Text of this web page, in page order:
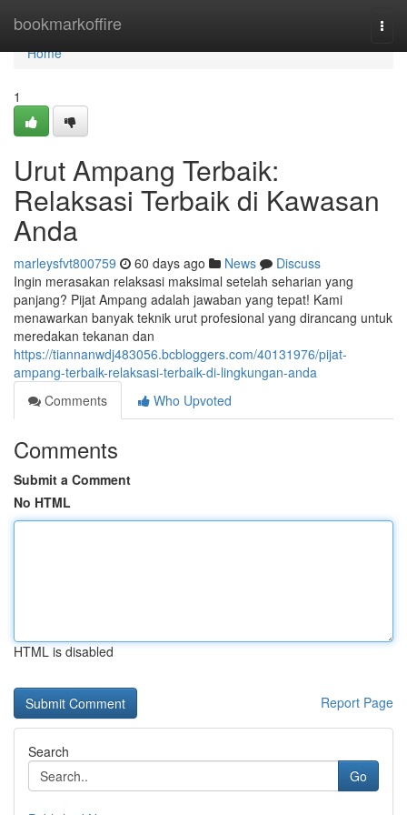
bookmarkoffire
Home
Home
1
Urut Ampang Terbaik:
Relaksasi Terbaik di Kawasan
Anda
marleysfvt800759 60 days ago News
Discuss
Ingin merasakan relaksasi maksimal setelah seharian yang
panjang? Pijat Ampang adalah jawaban yang tepat! Kami
menawarkan banyak teknik urut profesional yang dirancang untuk
meredakan tekanan dan
https://tiannanwdj483056.bcbloggers.com/40131976/pijat-
ampang-terbaik-relaksasi-terbaik-di-lingkungan-anda
Comments
Who Upvoted
Comments
Submit a Comment
No HTML
HTML is disabled
Report Page
Search
Go